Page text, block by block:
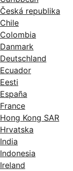
Česká republika
Chile
Colombia
Danmark
Deutschland
Ecuador
Eesti
España
France
Hong Kong SAR
Hrvatska
India
Indonesia
Ireland